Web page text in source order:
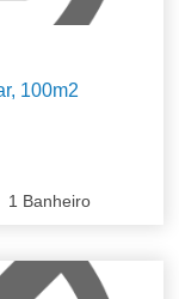
100m2
1 Banheiro